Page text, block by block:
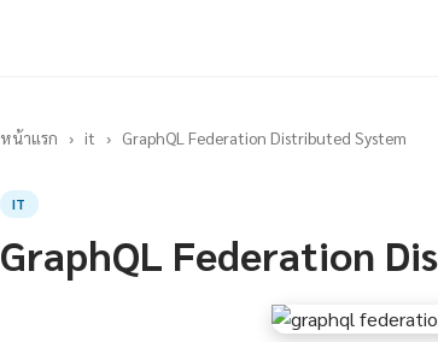
หน้าแรก › it › GraphQL Federation Distributed System
IT
GraphQL Federation